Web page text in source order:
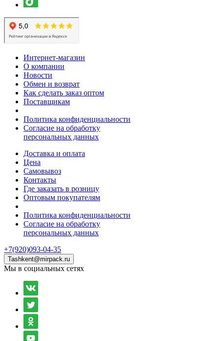
Интернет-магазин
О компании
Новости
Обмен и возврат
Как сделать заказ оптом
Поставщикам
Политика конфиденциальности
Согласие на обработку
персональных данных
Доставка и оплата
Цена
Самовывоз
Контакты
Где заказать в розницу
Оптовым покупателям
Политика конфиденциальности
Согласие на обработку
персональных данных
+7(920)093-04-35
Tashkent@mirpack.ru
Мы в социальных сетях